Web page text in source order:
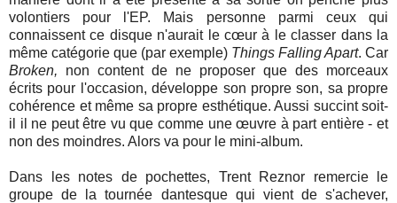
volontiers pour l'EP. Mais personne parmi ceux qui
connaissent ce disque n'aurait le cœur à le classer dans la
même catégorie que (par exemple) Things Falling Apart. Car
Broken, non content de ne proposer que des morceaux
écrits pour l'occasion, développe son propre son, sa propre
cohérence et même sa propre esthétique. Aussi succint soit-
il il ne peut être vu que comme une œuvre à part entière - et
non des moindres. Alors va pour le mini-album.
Dans les notes de pochettes, Trent Reznor remercie le
groupe de la tournée dantesque qui vient de s'achever,